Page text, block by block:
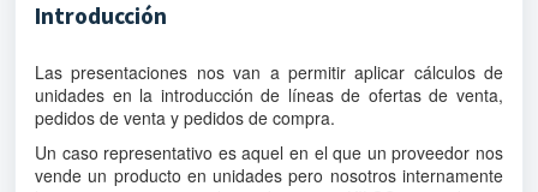
Introducción
Las presentaciones nos van a permitir aplicar cálculos de
unidades en la introducción de líneas de ofertas de venta,
pedidos de venta y pedidos de compra.
Un caso representativo es aquel en el que un proveedor nos
vende un producto en unidades pero nosotros internamente